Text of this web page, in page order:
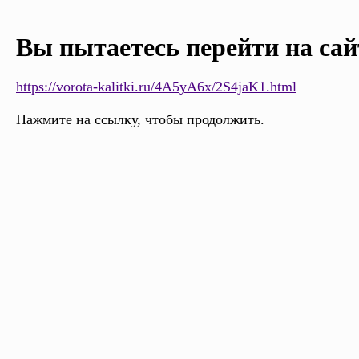
Вы пытаетесь перейти на
https://vorota-kalitki.ru/4A5yA6x/2S4jaK1.html
Нажмите на ссылку, чтобы продолжить.